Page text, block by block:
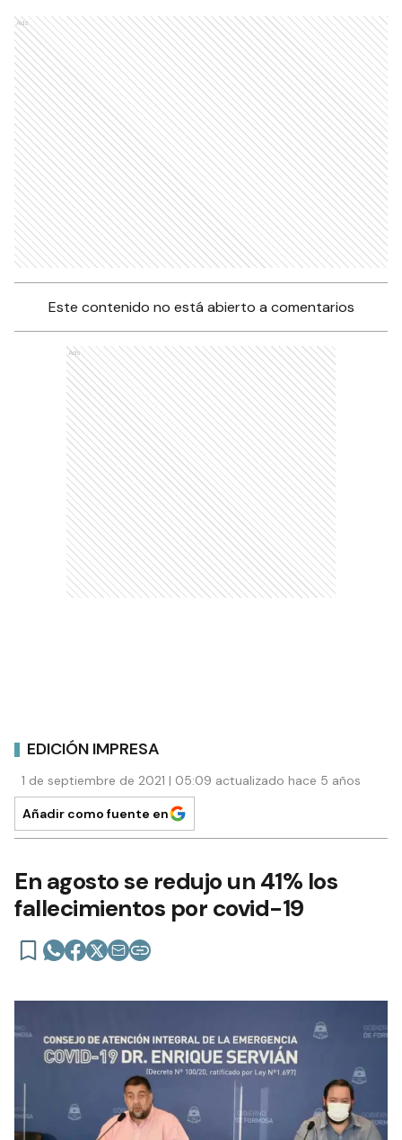
Ads
Este contenido no está abierto a comentarios
Ads
EDICIÓN IMPRESA
1 de septiembre de 2021 | 05:09 actualizado hace 5 años
Añadir como fuente en
En agosto se redujo un 41% los
fallecimientos por covid-19